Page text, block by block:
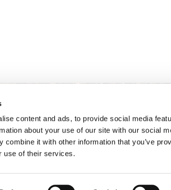
content and ads, to provide social media
about your use of our site with our social
combine it with other information that you’ve
use of their services.
通用条款 Van Iperen B.V.